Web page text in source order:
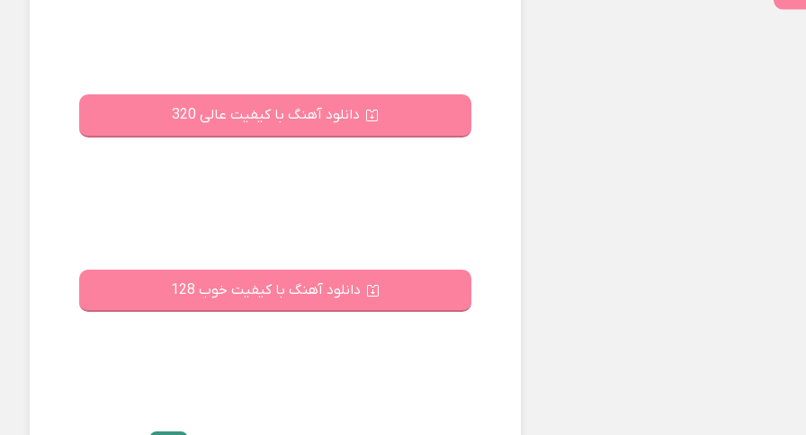
دانلود آهنگ با کیفیت عالی 320
دانلود آهنگ با کیفیت خوب 128